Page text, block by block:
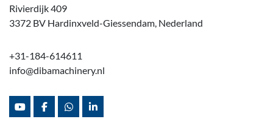
Rivierdijk 409
3372 BV Hardinxveld-Giessendam, Nederland
+31-184-614611
info@dibamachinery.nl
youtubefacebookwhatsapplinkedin